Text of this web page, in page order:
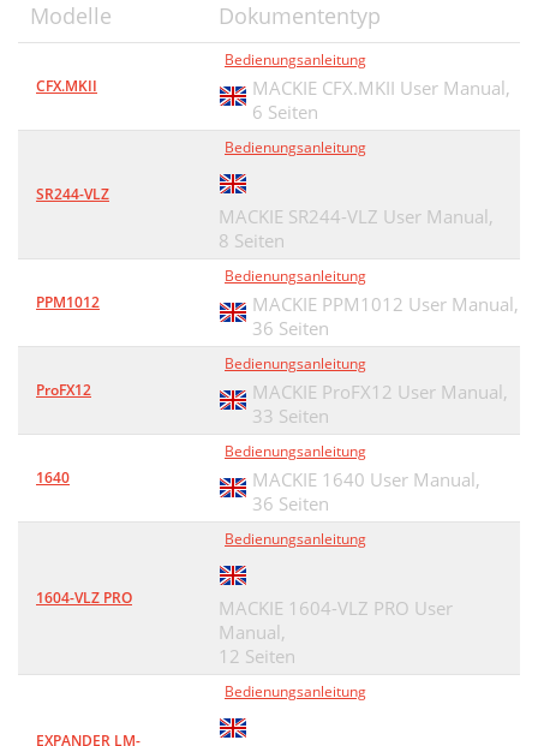
Modelle Dokumententyp
CFX.MKII
Bedienungsanleitung
MACKIE CFX.MKII User Manual,
6 Seiten
SR244-VLZ
Bedienungsanleitung
MACKIE SR244-VLZ User Manual,
8 Seiten
PPM1012
Bedienungsanleitung
MACKIE PPM1012 User Manual,
36 Seiten
ProFX12
Bedienungsanleitung
MACKIE ProFX12 User Manual,
33 Seiten
1640
Bedienungsanleitung
MACKIE 1640 User Manual,
36 Seiten
1604-VLZ PRO
Bedienungsanleitung
MACKIE 1604-VLZ PRO User
Manual,
12 Seiten
EXPANDER LM-
Bedienungsanleitung